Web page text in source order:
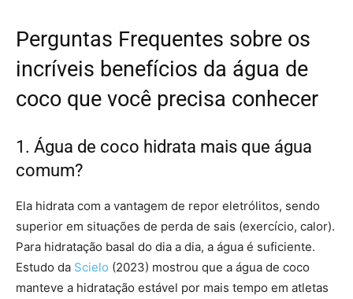
Perguntas Frequentes sobre os
incríveis benefícios da água de
coco que você precisa conhecer
1. Água de coco hidrata mais que água
comum?
Ela hidrata com a vantagem de repor eletrólitos, sendo
superior em situações de perda de sais (exercício, calor).
Para hidratação basal do dia a dia, a água é suficiente.
Estudo da Scielo (2023) mostrou que a água de coco
manteve a hidratação estável por mais tempo em atletas